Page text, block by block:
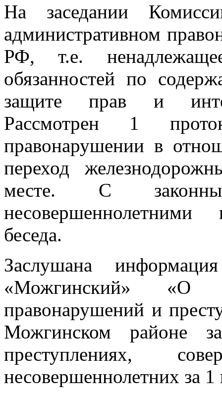
На заседании
административном
РФ, т.е.
обязанностей по
защите прав и
Рассмотрен 1
правонарушении в
переход
месте. С
несовершеннолетними
беседа.
Заслушана
«Можгинский» «О
правонарушений и
Можгинском районе
преступлениях,
несовершеннолетних за 1